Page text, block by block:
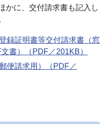
に、交付請求書も記入し
録証明書等交付請求書（窓
書）（PDF／201KB）
便請求用）（PDF／